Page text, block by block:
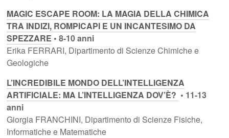
MAGIC ESCAPE ROOM: LA MAGIA DELLA CHIMICA
TRA INDIZI, ROMPICAPI E UN INCANTESIMO DA
SPEZZARE • 8-10 anni
Erika FERRARI, Dipartimento di Scienze Chimiche e
Geologiche
L’INCREDIBILE MONDO DELL’INTELLIGENZA
ARTIFICIALE: MA L’INTELLIGENZA DOV’È? • 11-13
anni
Giorgia FRANCHINI, Dipartimento di Scienze Fisiche,
Informatiche e Matematiche